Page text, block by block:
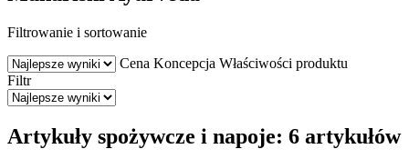
Filtrowanie i sortowanie
Cena Koncepcja Właściwości produktu
Filtr
Artykuły spożywcze i napoje: 6 artykułów